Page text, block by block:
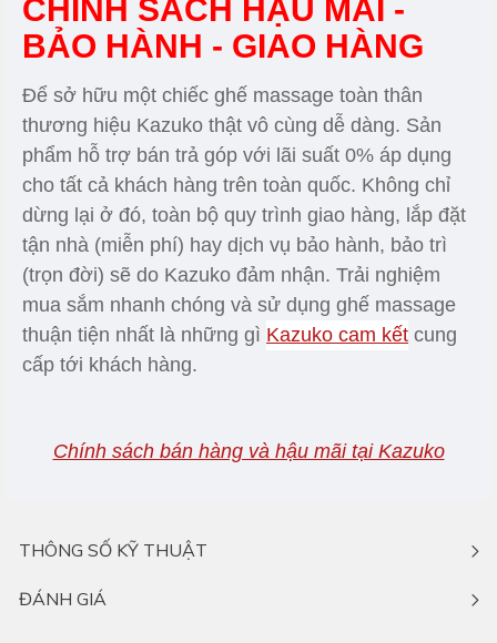
khỏe của hệ hô hấp, giảm đau lưng.
- Massage áp lực không khí, chế độ giúp kích thích
lưu thông khí huyết để bạn được ngủ ngon giấc,
phòng ngừa tình trạng chuột rút, sưng phù ở chân.
- Chế độ massage nhiệt loại bỏ những cơn đau
nhức nhanh chóng, làm ấm cơ thể, tăng hệ miễn
dịch cho người cao tuổi khỏe mạnh hơn khi thời
tiết chuyển lạnh.
Lợi ích sử dụng ghế massage 15 phút mỗi ngày
BẢO HÀNH - GIAO HÀNG
thương hiệu Kazuko thật vô cùng dễ dàng. Sản
cho tất cả khách hàng trên toàn quốc. Không chỉ